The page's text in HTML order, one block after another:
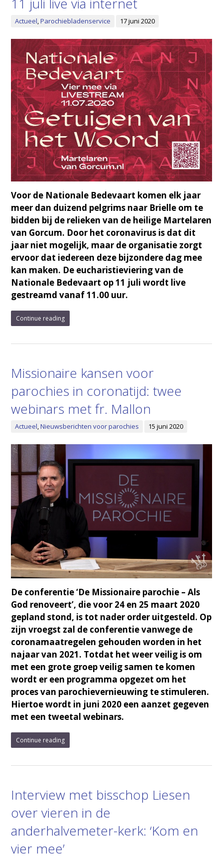
Actueel,Parochiebladenservice 17 juni 2020
Voor de Nationale Bedevaart komen elk jaar
meer dan duizend pelgrims naar Brielle om te
bidden bij de relieken van de heilige Martelaren
van Gorcum. Door het coronavirus is dat dit
jaar niet mogelijk, maar de organisatie zorgt
ervoor dat iedereen deze bijzondere dag mee
kan maken. De eucharistieviering van de
Nationale Bedevaart op 11 juli wordt live
gestreamd vanaf 11.00 uur.
Continue reading
Missionaire kansen voor
parochies in coronatijd: twee
webinars met fr. Mallon
Actueel,Nieuwsberichten voor parochies 15 juni 2020
De conferentie ‘De Missionaire parochie – Als
God renoveert’, die voor 24 en 25 maart 2020
gepland stond, is tot nader order uitgesteld. Op
zijn vroegst zal de conferentie vanwege de
coronamaatregelen gehouden worden in het
najaar van 2021. Totdat het weer veilig is om
met een grote groep veilig samen te komen
wordt er een programma opgezet om het
proces van parochievernieuwing te stimuleren.
Hiertoe wordt in juni 2020 een aanzet gegeven
met een tweetal webinars.
Continue reading
Interview met bisschop Liesen
over vieren in de
anderhalvemeter-kerk: ‘Kom en
vier mee’